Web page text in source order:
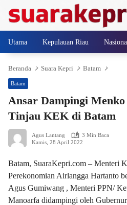
Utama Kepulauan Riau
Beranda Suara Kepri Batam
Batam
Ansar Dampingi
Tinjau KEK di Batam
Agus Lantang
3 Min Baca
Kamis, 28 April 2022
Batam, SuaraKepri.com – Menteri
Perekonomian Airlangga Hartanto
Agus Gumiwang , Menteri PPN/
Manoarfa didampingi oleh